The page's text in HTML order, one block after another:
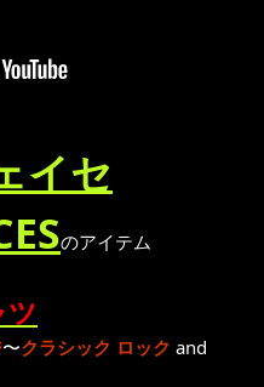
イセ
のアイテム
〜クラシック ロック and